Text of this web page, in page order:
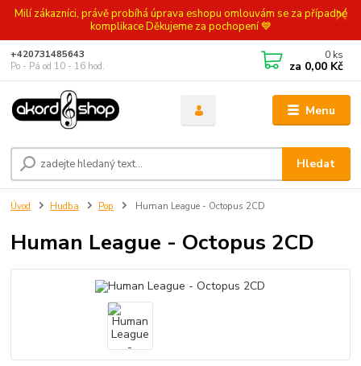
Milí zákazníci, právě probíhá úprava eshopu omlouvám se za případné
komplikace Děkujeme za pochopení 💙
Menu
Hledat
+420731485643
Po - Pá od 10 - 16 hod.
0 ks
za 0,00 Kč
Úvod Hudba Pop Human League - Octopus 2CD
Human League - Octopus 2CD